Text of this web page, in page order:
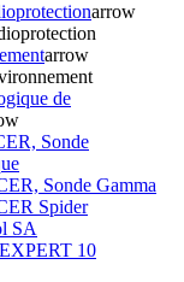
arrow
arrow
de
Sonde
Sonde Gamma
Spider
SA
10